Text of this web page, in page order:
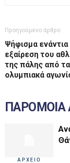
Προηγούμενο άρθρο
Ψήφισμα
εξαίρεση του
της πάλης από τα
ολυμπιακά
ΠΑΡΟΜΟΙΑ
ΑΡΧΕΙΟ